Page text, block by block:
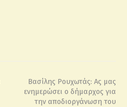
Βασίλης Ρουχωτάς: Ας μας
ενημερώσει ο δήμαρχος για
την αποδιοργάνωση του